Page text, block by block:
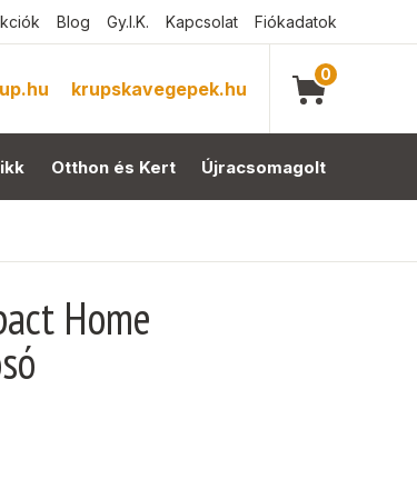
Blog Gy.I.K. Kapcsolat Fiókadatok
krupskavegepek.hu
0
Otthon és Kert Újracsomagolt
Home